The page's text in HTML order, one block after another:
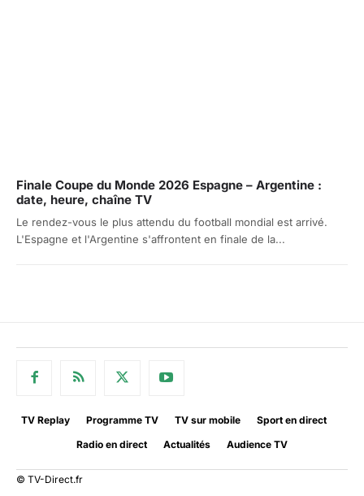
Finale Coupe du Monde 2026 Espagne – Argentine :
date, heure, chaîne TV
Le rendez-vous le plus attendu du football mondial est arrivé.
L'Espagne et l'Argentine s'affrontent en finale de la...
TV Replay Programme TV TV sur mobile
Sport en direct
Radio en direct
Actualités Audience TV
© TV-Direct.fr